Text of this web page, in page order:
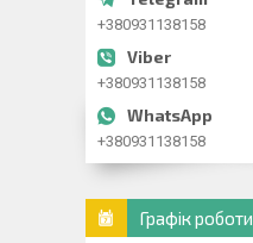
+380931138158
+380931138158
+380931138158
Графік роботи